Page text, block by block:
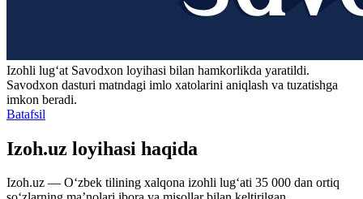
Izohli lugʻat Savodxon loyihasi bilan hamkorlikda yaratildi.
Savodxon dasturi matndagi imlo xatolarini aniqlash va tuzatishga
imkon beradi.
Batafsil
Izoh.uz loyihasi haqida
Izoh.uz — O‘zbek tilining xalqona izohli lug‘ati 35 000 dan ortiq